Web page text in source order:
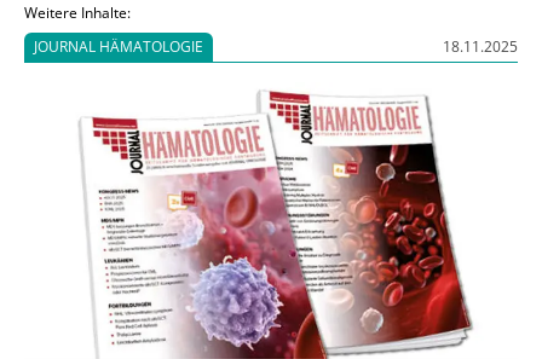
Risikofaktoren wie der del(17p13) bzw. TP53-Mutation,
einem komplexen Karyotyp sowie dem unmutierten
IGHV-Status. Die 4-armige Phase-III-Studie CLL13
(GAIA) prüfte als Erstlinientherapie der CLL bei fitten
Patient:innen 3 verschiedene jeweils auf 1 Jahr zeitlich
begrenzte Venetoclax-haltige Kombinationsregime
(RVe: Rituximab/ Venetoclax; GVe: Obinutuzumab/
Venetoclax oder GIVe: Obinutuzumab, Ibrutinib und
Venetoclax) im Vergleich mit der klassischen
Chemoimmuntherapie (6 Zyklen FCR bei Patient:innen
unter 65 Jahren oder 6 Zyklen BR bei Patient:innen
über 65 Jahren (1).
Weitere Inhalte:
JOURNAL HÄMATOLOGIE
18.11.2025